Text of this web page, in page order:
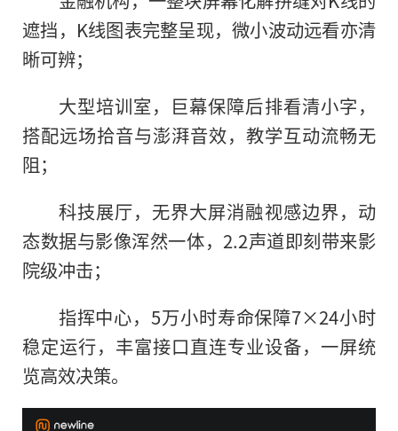
遮挡，K线图表完整呈现，微小波动远看亦清
晰可辨；
大型培训室，巨幕保障后排看清小字，
搭配远场拾音与澎湃音效，教学互动流畅无
阻；
科技展厅，无界大屏消融视感边界，动
态数据与影像浑然一体，2.2声道即刻带来影
院级冲击；
指挥中心，5万小时寿命保障7×24小时
稳定运行，丰富接口直连专业设备，一屏统
览高效决策。